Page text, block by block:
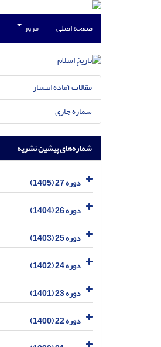
صفحه اصلی مرور
مقالات آماده انتشار
شماره جاری
شماره‌های پیشین نشریه
دوره 27 (1405)
دوره 26 (1404)
دوره 25 (1403)
دوره 24 (1402)
دوره 23 (1401)
دوره 22 (1400)